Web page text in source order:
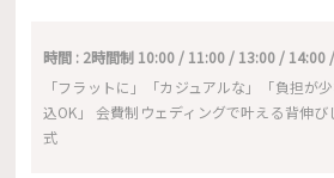
時間 : 2時間制 10:00 / 11:00 / 13:00 / 14:00
「フラットに」「カジュアルな」「負担が
込OK」 会費制ウェディングで叶える背伸
式